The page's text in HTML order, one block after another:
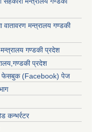
वातावरण मन्त्रालय गण्डकी
मन्त्रालय गण्डकी प्रदेश
प्रदेश
फेसबुक (Facebook) पेज
कन्भर्रटर